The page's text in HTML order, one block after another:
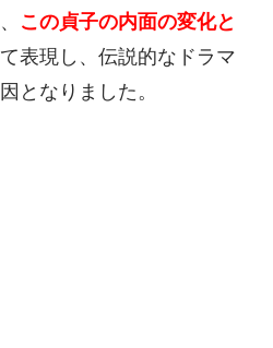
この貞子の内面の変化と
表現し、伝説的なドラマ
となりました。